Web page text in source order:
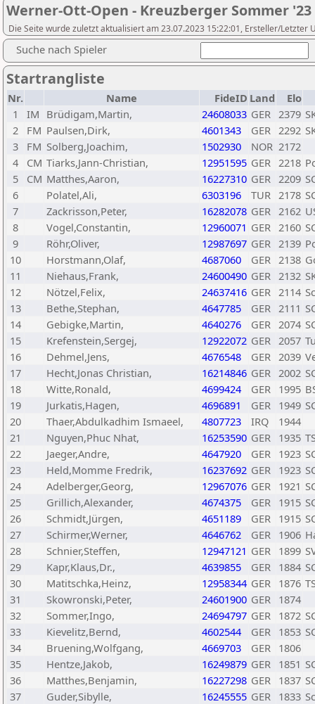
Werner-Ott-Open - Kreuzberger Sommer '23
Die Seite wurde zuletzt aktualisiert am 23.07.2023 15:22:01, Ersteller/Letzter
Suche nach Spieler
Startrangliste
Nr. Name FideID Land
Elo
1
IM Brüdigam,Martin, 24608033 GER 2379
2
FM Paulsen,Dirk, 4601343 GER 2292
3
FM Solberg,Joachim, 1502930 NOR 2172
4
CM Tiarks,Jann-Christian, 12951595 GER 2218
5
CM Matthes,Aaron, 16227310 GER 2209
6
Polatel,Ali, 6303196 TUR 2178
7
Zackrisson,Peter, 16282078 GER 2162
8
Vogel,Constantin, 12960071 GER 2160
9
Röhr,Oliver, 12987697 GER 2139
10
Horstmann,Olaf, 4687060 GER 2138
11
Niehaus,Frank, 24600490 GER 2132
12
Nötzel,Felix, 24637416 GER 2114
13
Bethe,Stephan, 4647785 GER 2111
14
Gebigke,Martin, 4640276 GER 2074
15
Krefenstein,Sergej, 12922072 GER 2057
16
Dehmel,Jens, 4676548 GER 2039
17
Hecht,Jonas Christian, 16214846 GER 2002
18
Witte,Ronald, 4699424 GER 1995
19
Jurkatis,Hagen, 4696891 GER 1949
20
Thaer,Abdulkadhim Ismaeel, 4807723 IRQ
1944
21
Nguyen,Phuc Nhat, 16253590 GER 1935
22
Jaeger,Andre, 4647920 GER 1923
23
Held,Momme Fredrik, 16237692 GER 1923
24
Adelberger,Georg, 12967076 GER 1921
25
Grillich,Alexander, 4674375 GER 1915
26
Schmidt,Jürgen, 4651189 GER 1915
27
Schirmer,Werner, 4646762 GER 1906
28
Schnier,Steffen, 12947121 GER 1899
29
Kapr,Klaus,Dr., 4639855 GER 1884
30
Matitschka,Heinz, 12958344 GER 1876
31
Skowronski,Peter, 24601900 GER 1874
32
Sommer,Ingo, 24694797 GER 1872
33
Kievelitz,Bernd, 4602544 GER 1853
34
Bruening,Wolfgang, 4669703 GER 1806
35
Hentze,Jakob, 16249879 GER 1851
36
Matthes,Benjamin, 16227298 GER 1837
37
Guder,Sibylle, 16245555 GER 1833